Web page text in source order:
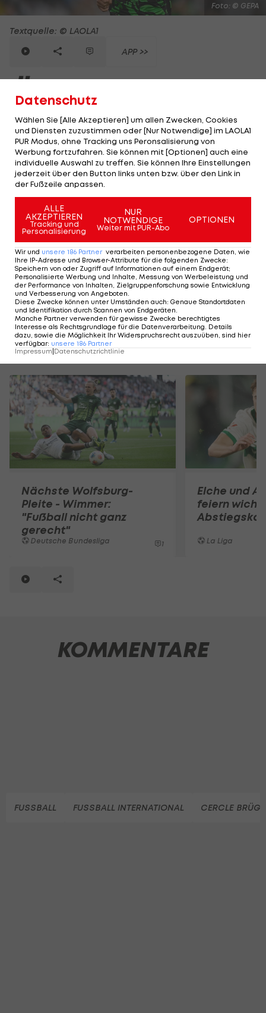
Foto: © GEPA
Textquelle: © LAOLA1
APP >>
Ö
RAAL Louvieren in der belgischen Liga erzielt der
österreichische U21-Nationalspieler sein fünftes
Saisontor.
Der vom FC Burnley ausgeliehene Stürmer, der
erst in der 69. Minute eingewechselt wird, trifft
kurz vor Ende der Partie (89.) zum Endstand.
Der Sieg ist für Brügge auch ein wichtiger Schritt in
Richtung Klassenerhalt. Mit aktuell 35 Punkten liegt
Cercle auf dem ersten Platz der Abstiegsrunde.
Der Vorsprung auf den Abstiegsplatz beträgt
bereits 13 Punkte.
Mehr zum Thema
Nächste Wolfsburg-
Pleite - Wimmer:
"Fußball nicht ganz
gerecht"
Deutsche Bundesliga 1
Elche und
feiern
La Liga
KOMMENTARE
FUSSBALL FUSSBALL INTERNATIONAL CERCLE
Datenschutz
Wählen Sie [Alle Akzeptieren] um allen Zwecken, Cookies
und Diensten zuzustimmen oder [Nur Notwendige] im LAOLA1
PUR Modus, ohne Tracking uns Peronsalisierung von
Werbung fortzufahren. Sie können mit [Optionen] auch eine
individuelle Auswahl zu treffen. Sie können Ihre Einstellungen
jederzeit über den Button links unten bzw. über den Link in
der Fußzeile anpassen.
ALLE
AKZEPTIEREN
Tracking und
Personalisierung
NUR
NOTWENDIGE
Weiter mit PUR-Abo
OPTIONEN
Wir und unsere 186 Partner verarbeiten personenbezogene Daten, wie
Ihre IP-Adresse und Browser-Attribute für die folgenden Zwecke:
Speichern von oder Zugriff auf Informationen auf einem Endgerät;
Personalisierte Werbung und Inhalte, Messung von Werbeleistung und
der Performance von Inhalten, Zielgruppenforschung sowie Entwicklung
und Verbesserung von Angeboten.
Diese Zwecke können unter Umständen auch: Genaue Standortdaten
und Identifikation durch Scannen von Endgeräten.
Manche Partner verwenden für gewisse Zwecke berechtigtes
Interesse als Rechtsgrundlage für die Datenverarbeitung. Details
dazu, sowie die Möglichkeit Ihr Widerspruchsrecht auszuüben, sind hier
verfügbar: unsere 186 Partner
Impressum Datenschutzrichtlinie